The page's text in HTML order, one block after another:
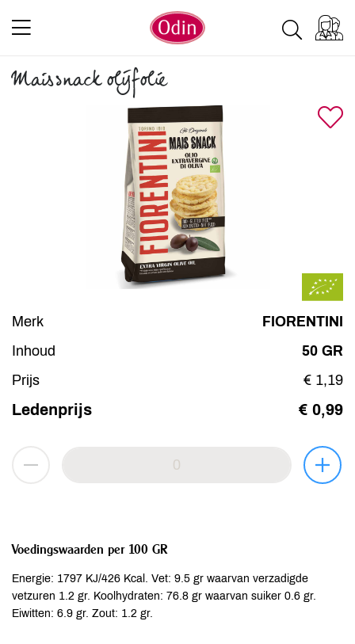
Maissnack olijfolie
Merk
FIORENTINI
Inhoud
50 GR
Prijs
€ 1,19
Ledenprijs € 0,99
Voedingswaarden per 100 GR
Energie: 1797 KJ/426 Kcal. Vet: 9.5 gr waarvan verzadigde
vetzuren 1.2 gr. Koolhydraten: 76.8 gr waarvan suiker 0.6 gr.
Eiwitten: 6.9 gr. Zout: 1.2 gr.